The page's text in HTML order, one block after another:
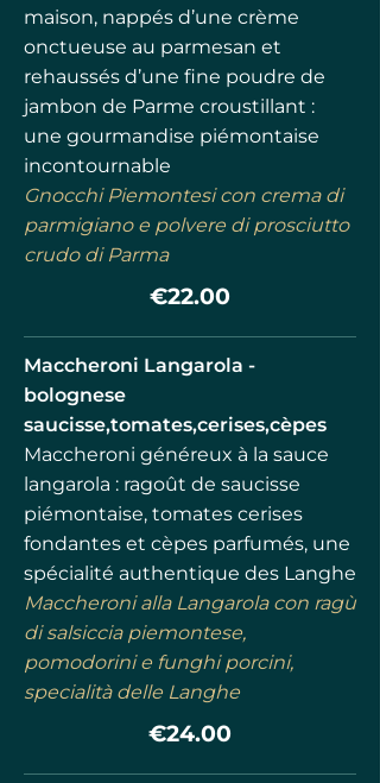
maison, nappés d’une crème
onctueuse au parmesan et
rehaussés d’une fine poudre de
jambon de Parme croustillant :
une gourmandise piémontaise
incontournable
Gnocchi Piemontesi con crema di
parmigiano e polvere di prosciutto
crudo di Parma
€22.00
Maccheroni Langarola -
bolognese
saucisse,tomates,cerises,cèpes
Maccheroni généreux à la sauce
langarola : ragoût de saucisse
piémontaise, tomates cerises
fondantes et cèpes parfumés, une
spécialité authentique des Langhe
Maccheroni alla Langarola con ragù
di salsiccia piemontese,
pomodorini e funghi porcini,
specialità delle Langhe
€24.00